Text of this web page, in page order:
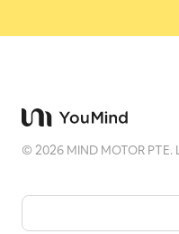
©2026 MIND MOTOR PTE.